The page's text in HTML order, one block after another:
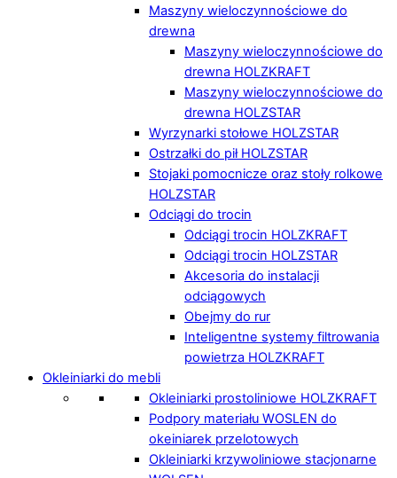
Maszyny wieloczynnościowe do
drewna
Maszyny wieloczynnościowe do
drewna HOLZKRAFT
Maszyny wieloczynnościowe do
drewna HOLZSTAR
Wyrzynarki stołowe HOLZSTAR
Ostrzałki do pił HOLZSTAR
Stojaki pomocnicze oraz stoły rolkowe
HOLZSTAR
Odciągi do trocin
Odciągi trocin HOLZKRAFT
Odciągi trocin HOLZSTAR
Akcesoria do instalacji
odciągowych
Obejmy do rur
Inteligentne systemy filtrowania
powietrza HOLZKRAFT
Okleiniarki do mebli
Okleiniarki prostoliniowe HOLZKRAFT
Podpory materiału WOSLEN do
okeiniarek przelotowych
Okleiniarki krzywoliniowe stacjonarne